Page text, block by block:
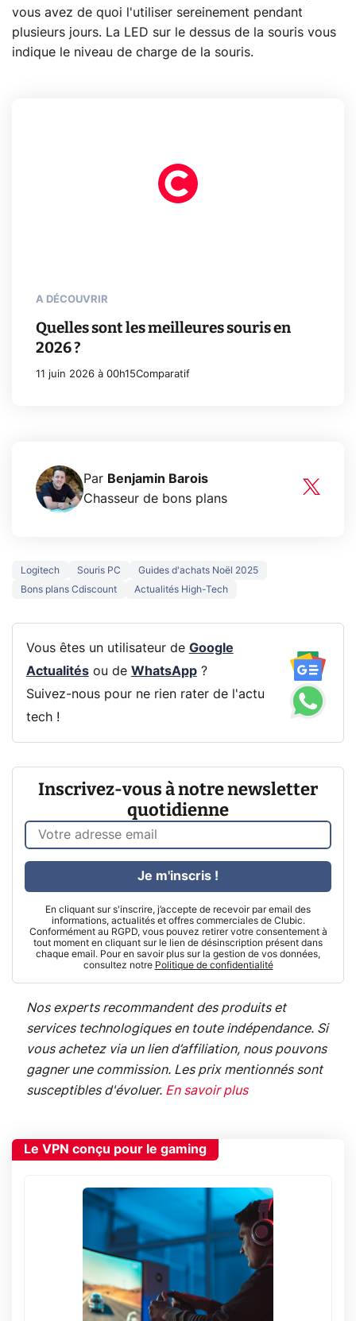
vous avez de quoi l'utiliser sereinement pendant
plusieurs jours. La LED sur le dessus de la souris vous
indique le niveau de charge de la souris.
A DÉCOUVRIR
Quelles sont les meilleures souris en
2026 ?
11 juin 2026 à 00h15Comparatif
Par Benjamin Barois
Chasseur de bons plans
Logitech Souris PC
Guides d'achats Noël 2025
Bons plans Cdiscount
Actualités High-Tech
Vous êtes un utilisateur de Google
Actualitésou de WhatsApp?
Suivez-nous pour ne rien rater de l'actu
tech !
Inscrivez-vous à notre newsletter
quotidienne
En cliquant sur s'inscrire, j’accepte de recevoir par email des
informations, actualités et offres commerciales de Clubic.
Conformément au RGPD, vous pouvez retirer votre consentement à
tout moment en cliquant sur le lien de désinscription présent dans
chaque email. Pour en savoir plus sur la gestion de vos données,
consultez notre Politique de confidentialité
Je m'inscris !
Nos experts recommandent des produits et
services technologiques en toute indépendance. Si
vous achetez via un lien d’affiliation, nous pouvons
gagner une commission. Les prix mentionnés sont
susceptibles d'évoluer. En savoir plus
Le VPN conçu pour le gaming